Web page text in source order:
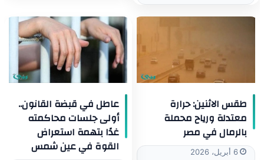
طقس الاثنين: حرارة
معتدلة ورياح محملة
بالرمال في مصر
6 أبريل، 2026
عاطل في قبضة القانون..
أولى جلسات محاكمته
غدًا بتهمة استعراض
القوة في عين شمس